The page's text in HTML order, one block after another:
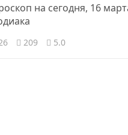
на сегодня, 16
209 5.0